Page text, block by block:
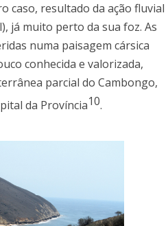
caso, resultado da ação fluvial
já muito perto da sua foz. As
numa paisagem cársica
conhecida e valorizada,
parcial do Cambongo,
da Província10.